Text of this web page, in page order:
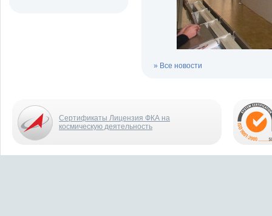
» Все новости
Сертификаты Лицензия ФКА на
космическую деятельность